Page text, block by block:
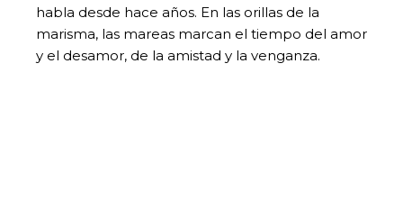
habla desde hace años. En las orillas de la
marisma, las mareas marcan el tiempo del amor
y el desamor, de la amistad y la venganza.